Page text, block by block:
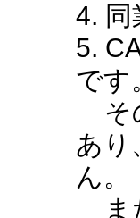
4. 同
5.
です
そ
あり
ん。
ま